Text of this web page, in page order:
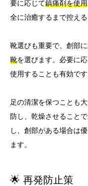
要に応じて鎮痛剤を使用
全に治癒するまで控え
靴選びも重要で、創部
靴を選びます。必要に
使用することも有効です
足の清潔を保つことも大
防し、乾燥させること
し、創部がある場合は
ます。
🌟 再発防止策